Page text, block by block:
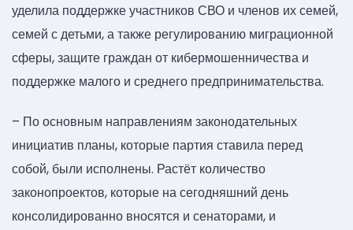
уделила поддержке участников СВО и членов их семей,
семей с детьми, а также регулированию миграционной
сферы, защите граждан от кибермошенничества и
поддержке малого и среднего предпринимательства.
– По основным направлениям законодательных
инициатив планы, которые партия ставила перед
собой, были исполнены. Растёт количество
законопроектов, которые на сегодняшний день
консолидированно вносятся и сенаторами, и